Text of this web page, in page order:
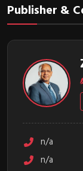
Publisher &
n/a
n/a